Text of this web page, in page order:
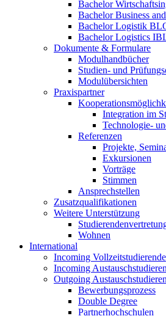
Bachelor
Bachelor Business
Bachelor Logistik
Bachelor Logistics
Dokumente & Formulare
Modulhandbücher
Studien- und
Modulübersichten
Praxispartner
Integration im
Technologie-
Referenzen
Projekte,
Exkursionen
Vorträge
Stimmen
Ansprechstellen
Zusatzqualifikationen
Weitere Unterstützung
Wohnen
International
Incoming Vollzeitstudierende
Incoming
Outgoing
Bewerbungsprozess
Double Degree
Partnerhochschulen